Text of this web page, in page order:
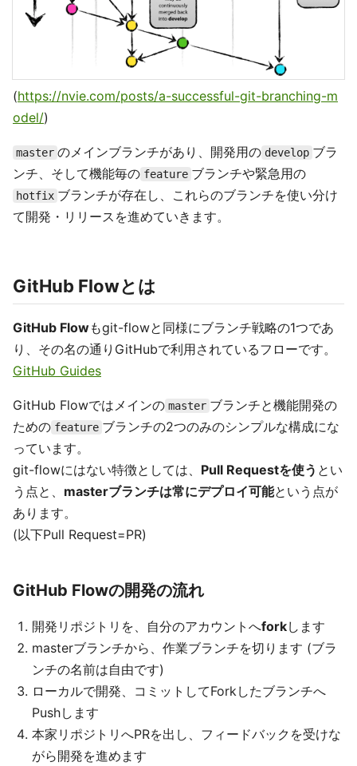
(https://nvie.com/posts/a-successful-git-branching-m
odel/)
master のメインブランチがあり、開発用の develop ブラ
ンチ、そして機能毎の feature ブランチや緊急用の
hotfix ブランチが存在し、これらのブランチを使い分け
て開発・リリースを進めていきます。
GitHub Flowとは
GitHub Flowもgit-flowと同様にブランチ戦略の1つであ
り、その名の通りGitHubで利用されているフローです。
GitHub Guides
GitHub Flowではメインの master ブランチと機能開発の
ための feature ブランチの2つのみのシンプルな構成にな
っています。
git-flowにはない特徴としては、 Pull Requestを使う とい
う点と、 masterブランチは常にデプロイ可能という点が
あります。
(以下Pull Request=PR)
GitHub Flowの開発の流れ
開発リポジトリを、自分のアカウントへforkします
masterブランチから、作業ブランチを切ります (ブラ
ンチの名前は自由です)
ローカルで開発、コミットしてForkしたブランチへ
Pushします
本家リポジトリへPRを出し、フィードバックを受けな
がら開発を進めます